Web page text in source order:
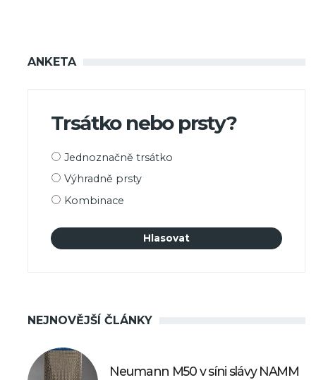
ANKETA
Trsátko nebo prsty?
Možnosti
Jednoznačně trsátko
Výhradně prsty
Kombinace
NEJNOVĚJŠÍ ČLÁNKY
Neumann M50 v síni slávy NAMM